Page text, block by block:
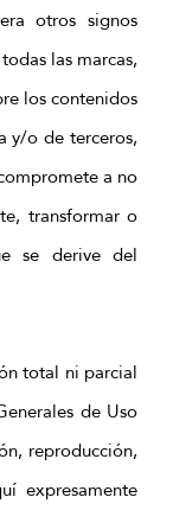
otros signos
las marcas,
los contenidos
y/o de terceros,
a no
transformar o
se derive del
total ni parcial
de Uso
reproducción,
expresamente